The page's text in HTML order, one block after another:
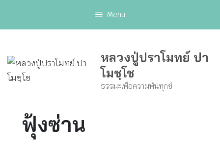
Menu
หลวงปู่ปราโมทย์ ปา
โมชฺโช
ธรรมะเพื่อความพ้นทุกข์
ฟุ้งซ่าน